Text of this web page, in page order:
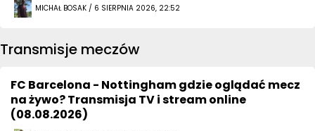
MICHAŁ BOSAK / 6 SIERPNIA 2026, 22:52
Transmisje meczów
FC Barcelona - Nottingham gdzie oglądać mecz
na żywo? Transmisja TV i stream online
(08.08.2026)